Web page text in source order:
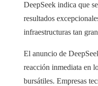
DeepSeek indica que
resultados
infraestructuras tan
El anuncio de
reacción inmediata en
bursátiles. Empresas